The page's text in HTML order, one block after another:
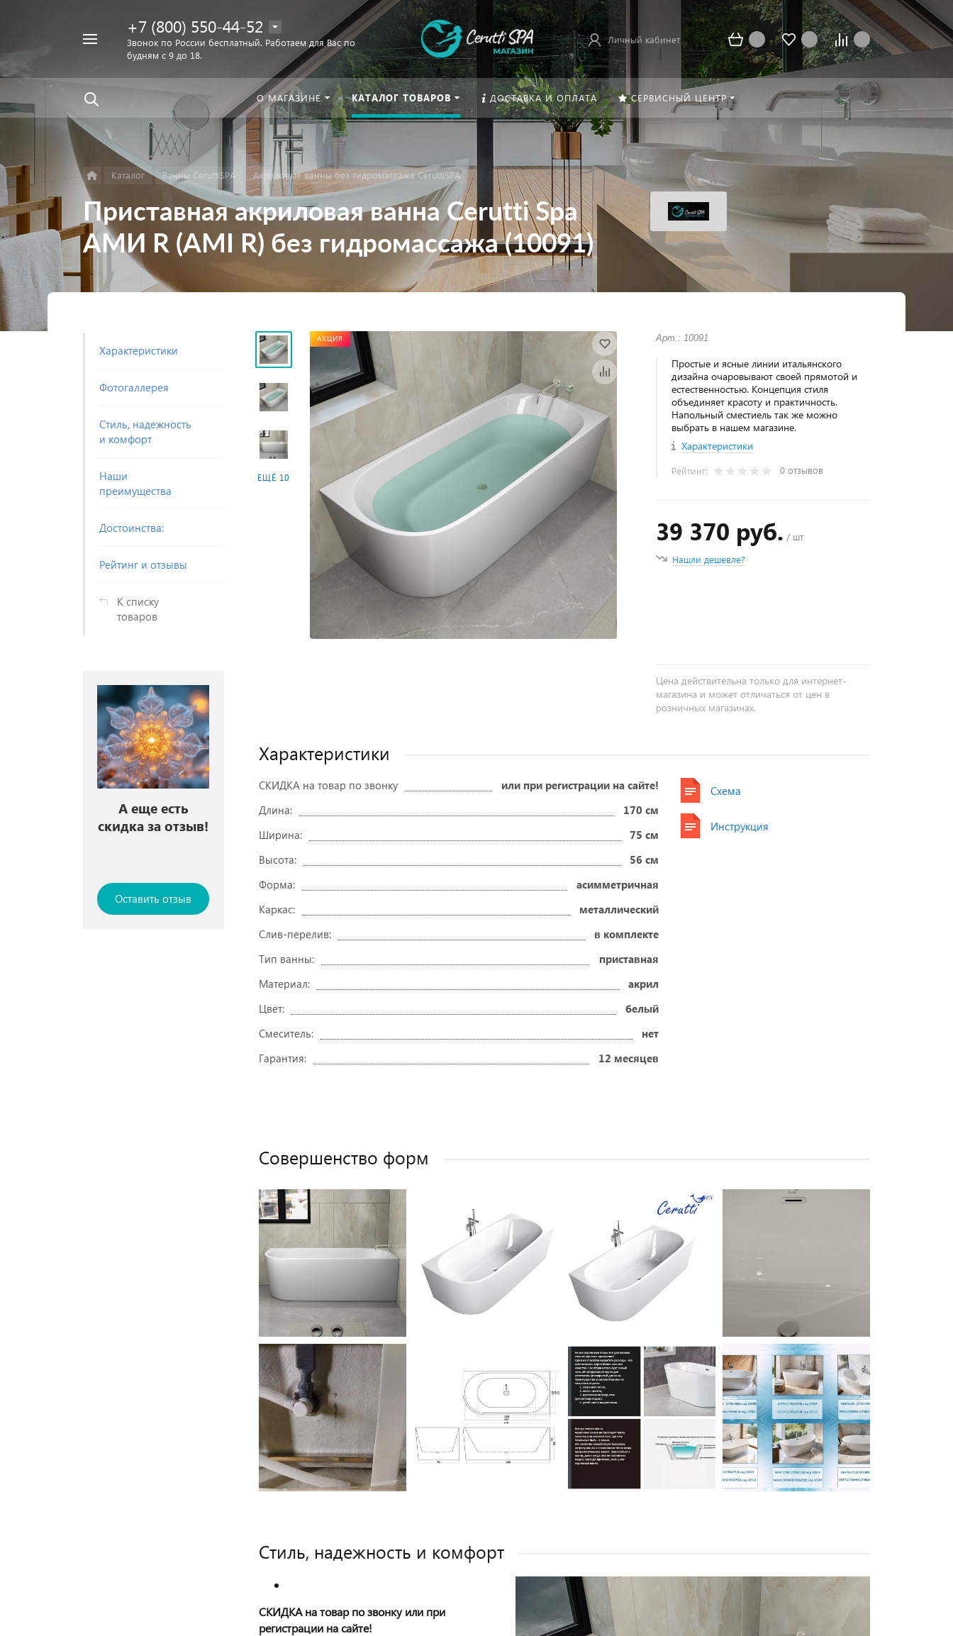
унитаз
+7 (800) 550-44-52
Звонок по России бесплатный. Работаем для Вас по
будням с 9 до 18.
Личный кабинет
О МАГАЗИНЕ КАТАЛОГ ТОВАРОВ ДОСТАВКА И ОПЛАТА СЕРВИСНЫЙ ЦЕНТР
Каталог Ванны CeruttiSPA Акриловые ванны без гидромассажа CeruttiSPA
Приставная акриловая ванна Cerutti Spa
АМИ R (AMI R) без гидромассажа (10091)
Характеристики
Фотогаллерея
Стиль, надежность
и комфорт
Наши
преимущества
Достоинства:
Рейтинг и отзывы
К списку
товаров
А еще есть
скидка за отзыв!
Оставить отзыв
ЕЩЁ 10
АКЦИЯ Арт.: 10091
Простые и ясные линии итальянского
дизайна очаровывают своей прямотой и
естественностью. Концепция стиля
объединяет красоту и практичность.
Напольный сместиель так же можно
выбрать в нашем магазине.
Характеристики
Рейтинг: 0 отзывов
39 370 руб. / шт
Нашли дешевле?
Цена действительна только для интернет-
магазина и может отличаться от цен в
розничных магазинах.
Характеристики
СКИДКА на товар по звонку
или при регистрации на сайте!
Длина:
170 см
Ширина:
75 см
Высота:
56 см
Форма:
асимметричная
Каркас:
металлический
Слив-перелив:
в комплекте
Тип ванны:
приставная
Материал:
акрил
Цвет:
белый
Смеситель:
нет
Гарантия:
12 месяцев
Схема
Инструкция
Совершенство форм
Стиль, надежность и комфорт
СКИДКА на товар по звонку или при
регистрации на сайте!